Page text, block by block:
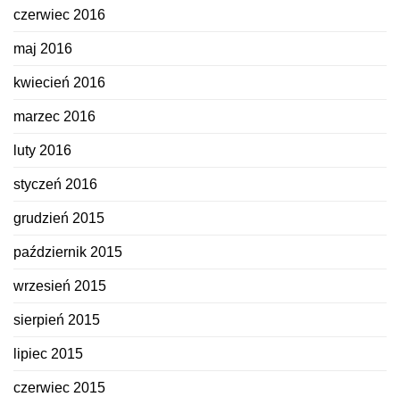
czerwiec 2016
maj 2016
kwiecień 2016
marzec 2016
luty 2016
styczeń 2016
grudzień 2015
październik 2015
wrzesień 2015
sierpień 2015
lipiec 2015
czerwiec 2015